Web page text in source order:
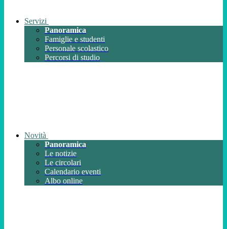
Servizi
Panoramica
Famiglie e studenti
Personale scolastico
Percorsi di studio
Novità
Panoramica
Le notizie
Le circolari
Calendario eventi
Albo online